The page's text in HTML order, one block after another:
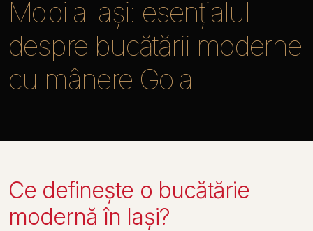
Mobila Iași: esențialul
despre bucătării moderne
cu mânere Gola
Ce definește o bucătărie
modernă în Iași?